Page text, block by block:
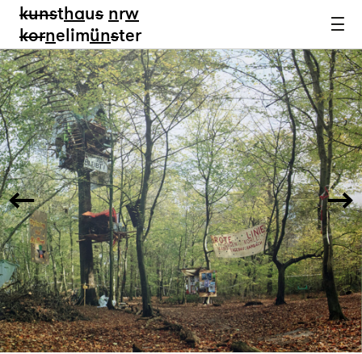
kunsthaus nrw
kornelimünster